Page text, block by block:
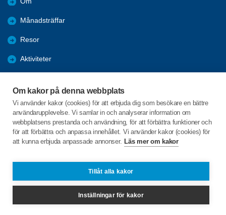
Om kakor på denna webbplats
Vi använder kakor (cookies) för att erbjuda dig som besökare en bättre
användarupplevelse. Vi samlar in och analyserar information om
webbplatsens prestanda och användning, för att förbättra funktioner och
för att förbättra och anpassa innehållet. Vi använder kakor (cookies) för
att kunna erbjuda anpassade annonser. Läs mer om kakor
Tillåt alla kakor
Inställningar för kakor
Månadsträffar
Resor
Aktiviteter
Almanacka 2026
Bli medlem
C/o:Sven-Erik Forsgren
sven-erik.forsgren@telia.com